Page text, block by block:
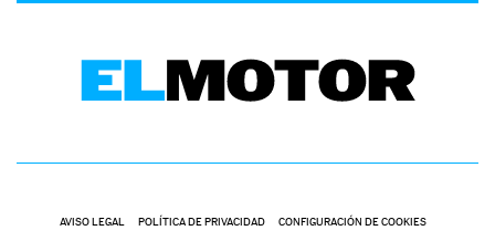
AVISO LEGAL POLÍTICA DE PRIVACIDAD CONFIGURACIÓN DE COOKIES